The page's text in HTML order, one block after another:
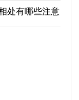
处有哪些注意